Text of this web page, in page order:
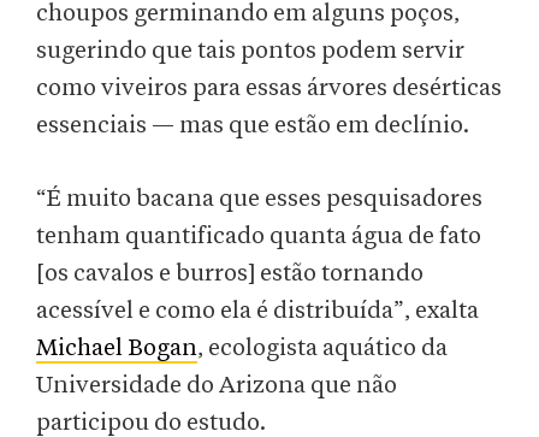
choupos germinando em alguns poços,
sugerindo que tais pontos podem servir
como viveiros para essas árvores desérticas
essenciais — mas que estão em declínio.
“É muito bacana que esses pesquisadores
tenham quantificado quanta água de fato
[os cavalos e burros] estão tornando
acessível e como ela é distribuída”, exalta
Michael Bogan, ecologista aquático da
Universidade do Arizona que não
participou do estudo.